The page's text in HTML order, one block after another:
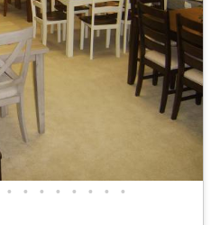
• • • • • • • •